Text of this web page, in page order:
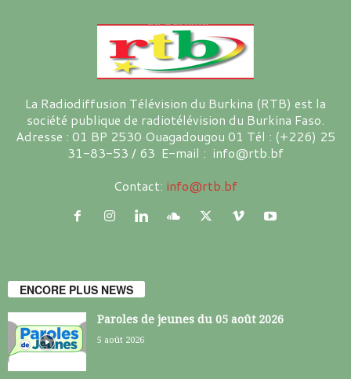
La Radiodiffusion Télévision du Burkina (RTB) est la
société publique de radiotélévision du Burkina Faso.
Adresse : 01 BP 2530 Ouagadougou 01 Tél : (+226) 25
31-83-53 / 63 E-mail : info@rtb.bf
Contact: info@rtb.bf
ENCORE PLUS NEWS
Paroles de jeunes du 05 août 2026
5 août 2026